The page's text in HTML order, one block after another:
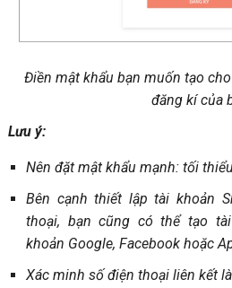
Điền mật khẩu bạn muốn tạo
đăng kí của
Lưu ý:
Nên đặt mật khẩu mạnh: tối
Bên cạnh thiết lập tài khoản
thoại, bạn cũng có thể tạo
khoản Google, Facebook hoặc
Xác minh số điện thoại liên kết